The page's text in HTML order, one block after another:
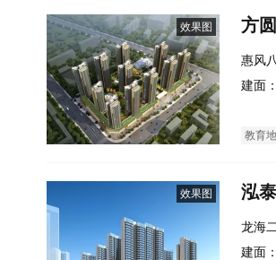
效果图 方
惠风
建面
教育
效果图 泓
龙海
建面